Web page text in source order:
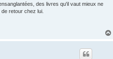
des livres qu'il vaut mieux ne
retour chez lui.